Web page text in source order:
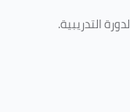
التدريبية.